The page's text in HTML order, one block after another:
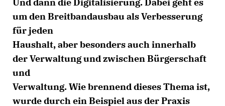
um den Breitbandausbau als Verbesserung
für jeden
Haushalt, aber besonders auch innerhalb
der Verwaltung und zwischen Bürgerschaft
und
Verwaltung. Wie brennend dieses Thema ist,
wurde durch ein Beispiel aus der Praxis